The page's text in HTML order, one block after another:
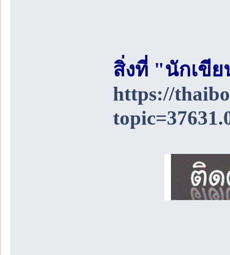
สิ่งที่ "นักเขี
https://